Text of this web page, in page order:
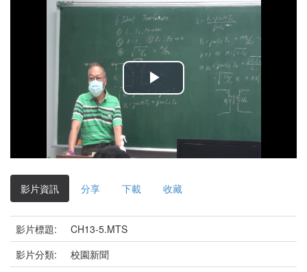
播
影
片
影片資訊 分享 下載 收藏
影片標題:
CH13-5.MTS
影片分類:
校園新聞